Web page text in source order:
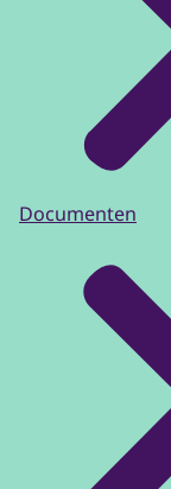
Documenten